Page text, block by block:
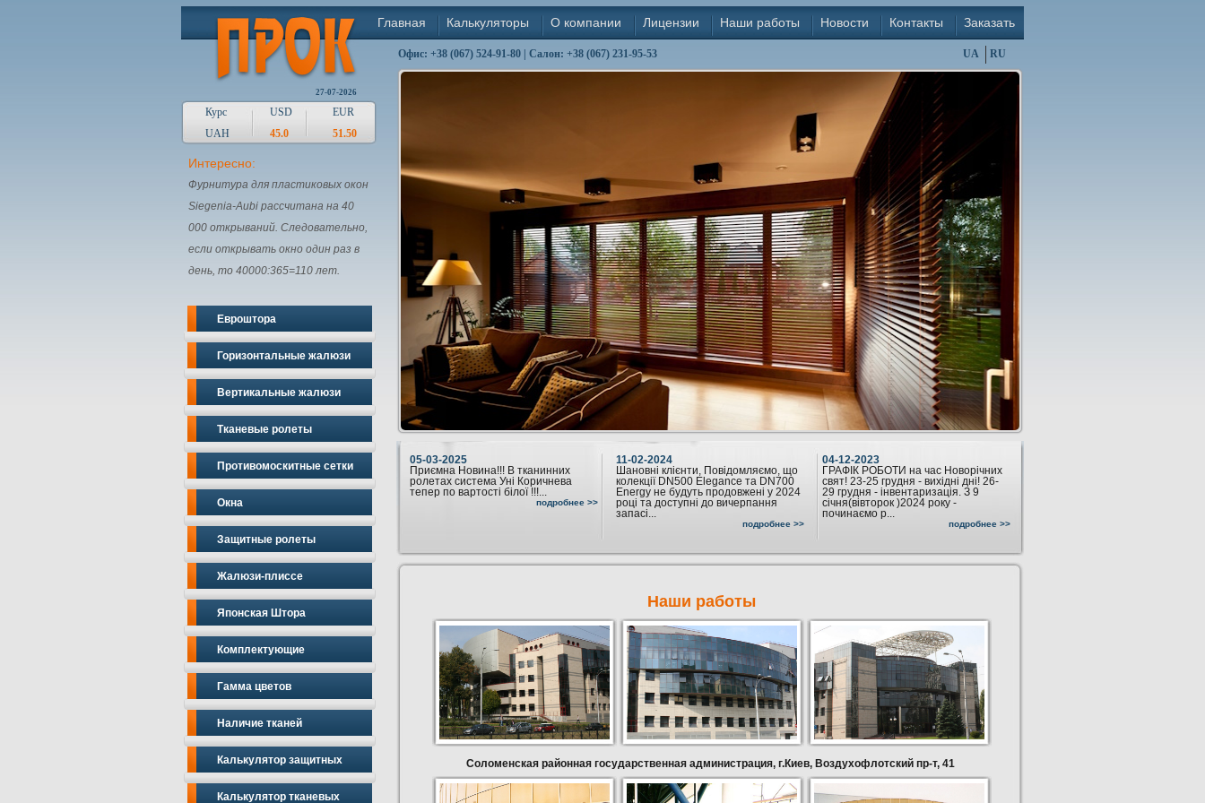
Главная Калькуляторы О компании Лицензии Наши работы Новости Контакты Заказать
Офис: +38 (067) 524-91-80 | Салон: +38 (067) 231-95-53 UA RU
27-07-2026
Курс USD
EUR
UAH
45.0 51.50
Интересно:
Фурнитура для пластиковых окон
Siegenia-Aubi рассчитана на 40
000 открываний. Следовательно,
если открывать окно один раз в
день, то 40000:365=110 лет.
Евроштора
Горизонтальные жалюзи
Вертикальные жалюзи
Тканевые ролеты
Противомоскитные сетки
Окна
Защитные ролеты
Жалюзи-плиссе
Японская Штора
Комплектующие
Гамма цветов
Наличие тканей
Калькулятор защитных
Калькулятор тканевых
05-03-2025
Приємна Новина!!! В тканинних
ролетах система Уні Коричнева
тепер по вартості білої !!!...
подробнее >>
11-02-2024
Шановні клієнти, Повідомляємо, що
колекції DN500 Elegance та DN700
Energy не будуть продовжені у 2024
році та доступні до вичерпання
запасі...
подробнее >>
04-12-2023
ГРАФІК РОБОТИ на час Новорічних
свят! 23-25 грудня - вихідні дні! 26-
29 грудня - інвентаризація. З 9
січня(вівторок )2024 року -
починаємо р...
подробнее >>
Наши работы
Соломенская районная государственная администрация, г.Киев, Воздухофлотский пр-т, 41